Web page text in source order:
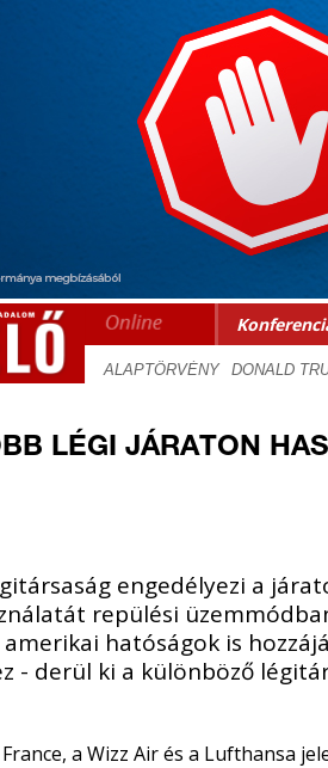
LÉGI JÁRATON
engedélyezi a
repülési
hatóságok is
- derül ki a különböző
a Wizz Air és a Lufthansa